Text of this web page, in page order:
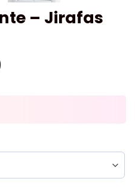
– Jirafas